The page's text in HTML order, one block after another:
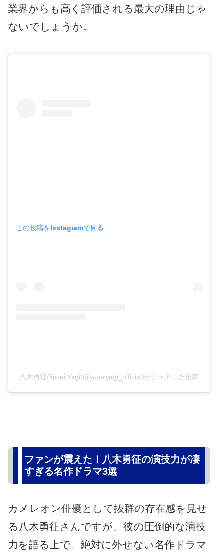
業界からも高く評価される最大の理由じゃ
ないでしょうか。
この投稿をInstagramで見る
八木勇征/Yusei Yagi(@yuseiyagi_official)がシェアした投稿
ファンが震えた！八木勇征の演技力が凄
すぎる名作ドラマ3選
カメレオン俳優として抜群の存在感を見せ
る八木勇征さんですが、彼の圧倒的な演技
力を語る上で、絶対に外せない名作ドラマ